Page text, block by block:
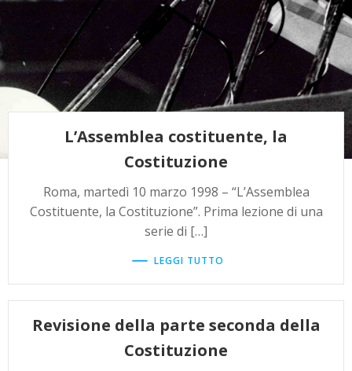
L’Assemblea costituente, la
Costituzione
Roma, martedì 10 marzo 1998 – “L’Assemblea
Costituente, la Costituzione”. Prima lezione di una
serie di […]
LEGGI TUTTO
Revisione della parte seconda della
Costituzione